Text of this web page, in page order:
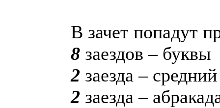
В зачет попадут
8 заездов – буквы
2 заезда –
2 заезда –